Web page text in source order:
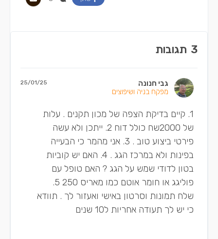
3 תגובות
גבי חנונה
מפקח בניה ושיפוצים
25/01/25
1. קיים בדיקת הצפה של מכון תקנים . עלות
של 2000שח כולל דוח 2. ייתכן ולא עשה
פירטי ביצוע טוב . 3. אני מהמר כי הבעייה
בפינות ולא במרכז הגג . 4. האם יש קוביות
בטון לדודי שמש על הגג ? האם טופל עם
פוליגג או חומר אוטם כמו מאריס 250 5.
שלח תמונות וסרטון באישי ואעזור לך . תוודא
כי יש לך תעודה אחריות ל10 שנים